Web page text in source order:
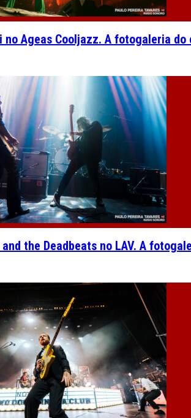
no Ageas Cooljazz. A fotogaleria do
the Deadbeats no LAV. A